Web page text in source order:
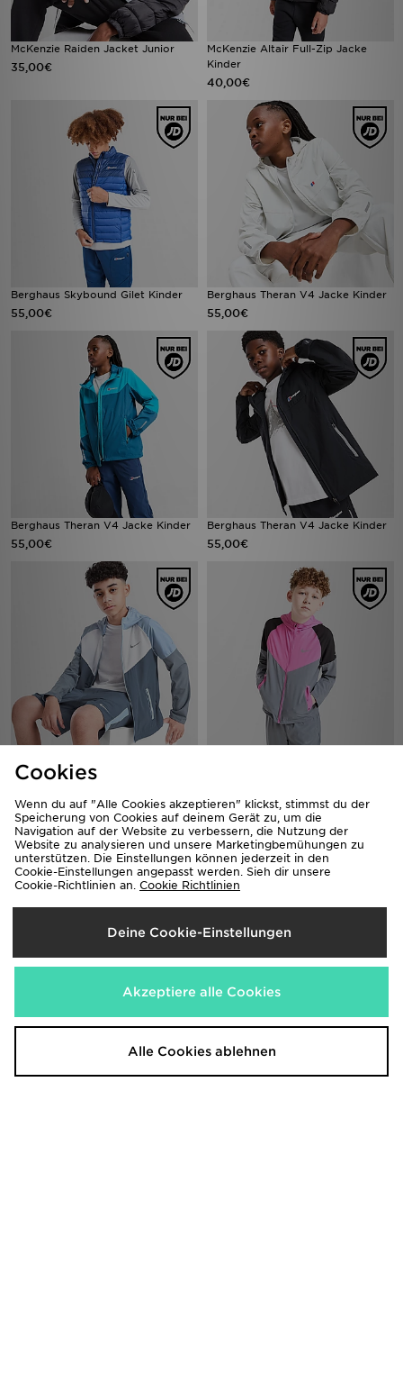
McKenzie Raiden Jacket Junior
35,00€
McKenzie Altair Full-Zip Jacke
Kinder
40,00€
Berghaus Skybound Gilet Kinder
55,00€
Berghaus Theran V4 Jacke Kinder
55,00€
Berghaus Theran V4 Jacke Kinder
55,00€
Berghaus Theran V4 Jacke Kinder
55,00€
Kinder
Nike Repel Miler Jacke Kinder
60,00€
Kinder
Cookies
Wenn du auf "Alle Cookies akzeptieren" klickst, stimmst du der
Speicherung von Cookies auf deinem Gerät zu, um die
Navigation auf der Website zu verbessern, die Nutzung der
Website zu analysieren und unsere Marketingbemühungen zu
unterstützen. Die Einstellungen können jederzeit in den
Cookie-Einstellungen angepasst werden. Sieh dir unsere
Cookie-Richtlinien an. Cookie Richtlinien
Deine Cookie-Einstellungen
Akzeptiere alle Cookies
Alle Cookies ablehnen